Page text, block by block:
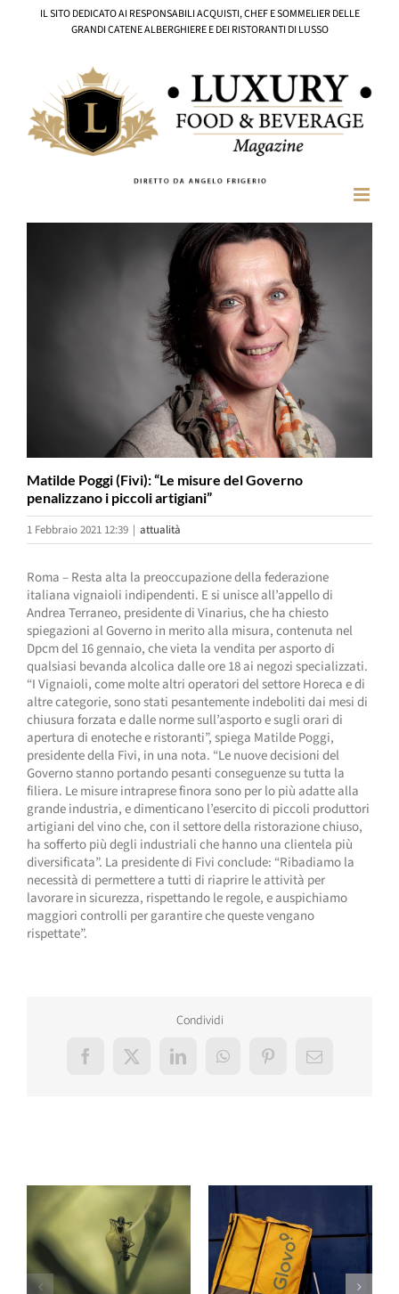
IL SITO DEDICATO AI RESPONSABILI ACQUISTI, CHEF E SOMMELIER DELLE
GRANDI CATENE ALBERGHIERE E DEI RISTORANTI DI LUSSO
Matilde Poggi (Fivi): “Le misure del Governo
penalizzano i piccoli artigiani”
1 Febbraio 2021 12:39 | attualità
Roma – Resta alta la preoccupazione della federazione
italiana vignaioli indipendenti. E si unisce all’appello di
Andrea Terraneo, presidente di Vinarius, che ha chiesto
spiegazioni al Governo in merito alla misura, contenuta nel
Dpcm del 16 gennaio, che vieta la vendita per asporto di
qualsiasi bevanda alcolica dalle ore 18 ai negozi specializzati.
“I Vignaioli, come molte altri operatori del settore Horeca e di
altre categorie, sono stati pesantemente indeboliti dai mesi di
chiusura forzata e dalle norme sull’asporto e sugli orari di
apertura di enoteche e ristoranti”, spiega Matilde Poggi,
presidente della Fivi, in una nota. “Le nuove decisioni del
Governo stanno portando pesanti conseguenze su tutta la
filiera. Le misure intraprese finora sono per lo più adatte alla
grande industria, e dimenticano l’esercito di piccoli produttori
artigiani del vino che, con il settore della ristorazione chiuso,
ha sofferto più degli industriali che hanno una clientela più
diversificata”. La presidente di Fivi conclude: “Ribadiamo la
necessità di permettere a tutti di riaprire le attività per
lavorare in sicurezza, rispettando le regole, e auspichiamo
maggiori controlli per garantire che queste vengano
rispettate”.
Condividi
Facebook
X LinkedInWhatsAppPinterestEmail